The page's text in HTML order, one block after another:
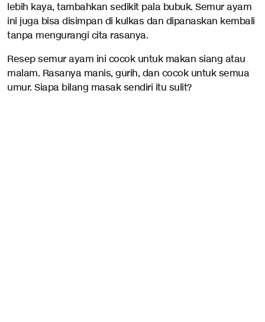
lebih kaya, tambahkan sedikit pala bubuk. Semur ayam
ini juga bisa disimpan di kulkas dan dipanaskan kembali
tanpa mengurangi cita rasanya.
Resep semur ayam ini cocok untuk makan siang atau
malam. Rasanya manis, gurih, dan cocok untuk semua
umur. Siapa bilang masak sendiri itu sulit?